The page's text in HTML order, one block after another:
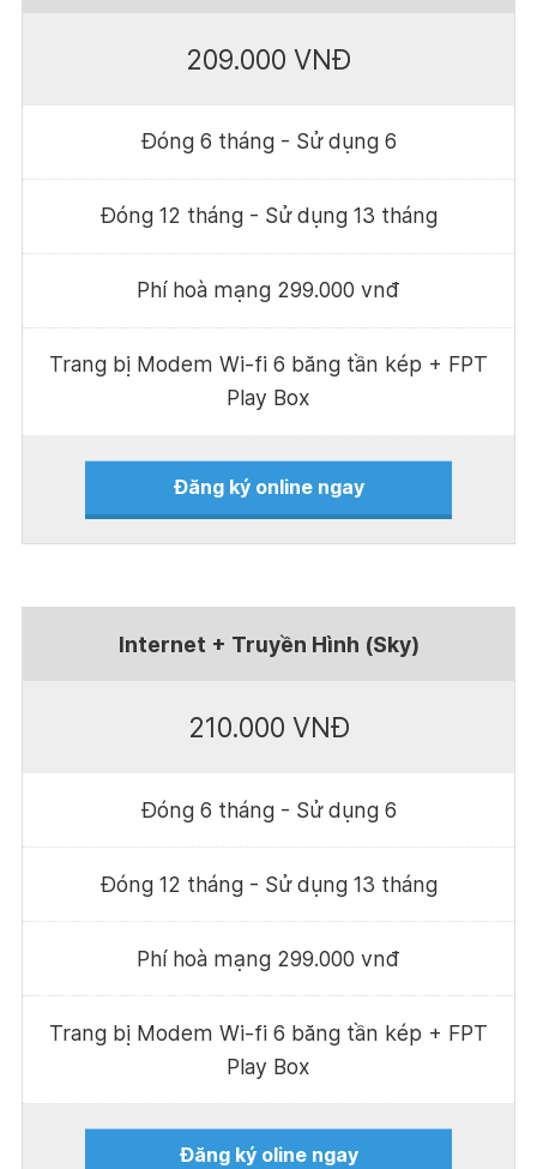
209.000 VNĐ
Đóng 6 tháng - Sử dụng 6
Đóng 12 tháng - Sử dụng 13 tháng
Phí hoà mạng 299.000 vnđ
Trang bị Modem Wi-fi 6 băng tần kép + FPT
Play Box
Đăng ký online ngay
Internet + Truyền Hình (Sky)
210.000 VNĐ
Đóng 6 tháng - Sử dụng 6
Đóng 12 tháng - Sử dụng 13 tháng
Phí hoà mạng 299.000 vnđ
Trang bị Modem Wi-fi 6 băng tần kép + FPT
Play Box
Đăng ký oline ngay